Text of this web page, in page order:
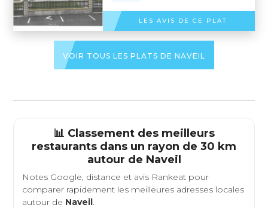
LES AVIS DE CE PLAT
VOIR TOUS LES PLATS DE NAVEIL
📊 Classement des meilleurs
restaurants dans un rayon de 30 km
autour de Naveil
Notes Google, distance et avis Rankeat pour
comparer rapidement les meilleures adresses locales
autour de Naveil.